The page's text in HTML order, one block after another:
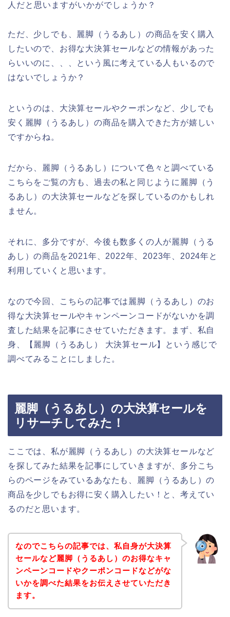
人だと思いますがいかがでしょうか？
ただ、少しでも、麗脚（うるあし）の商品を安く購入
したいので、お得な大決算セールなどの情報があった
らいいのに、、、という風に考えている人もいるので
はないでしょうか？
というのは、大決算セールやクーポンなど、少しでも
安く麗脚（うるあし）の商品を購入できた方が嬉しい
ですからね。
だから、麗脚（うるあし）について色々と調べている
こちらをご覧の方も、過去の私と同じように麗脚（う
るあし）の大決算セールなどを探しているのかもしれ
ません。
それに、多分ですが、今後も数多くの人が麗脚（うる
あし）の商品を2021年、2022年、2023年、2024年と
利用していくと思います。
なので今回、こちらの記事では麗脚（うるあし）のお
得な大決算セールやキャンペーンコードがないかを調
査した結果を記事にさせていただきます。まず、私自
身、【麗脚（うるあし） 大決算セール】という感じで
調べてみることにしました。
麗脚（うるあし）の大決算セールを
リサーチしてみた！
ここでは、私が麗脚（うるあし）の大決算セールなど
を探してみた結果を記事にしていきますが、多分こち
らのページをみているあなたも、麗脚（うるあし）の
商品を少しでもお得に安く購入したい！と、考えてい
るのだと思います。
なのでこちらの記事では、私自身が大決算
セールなど麗脚（うるあし）のお得なキャ
ンペーンコードやクーポンコードなどがな
いかを調べた結果をお伝えさせていただき
ます。